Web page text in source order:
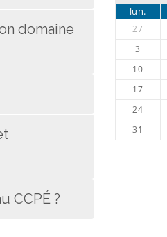
domaine
CCPÉ ?
lun.
27
3
10
17
24
31